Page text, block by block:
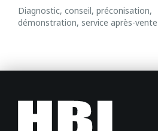
Diagnostic, conseil, préconisation,
démonstration, service après-vente